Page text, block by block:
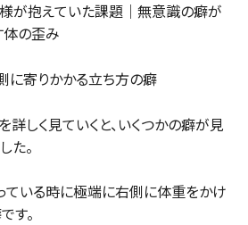
が抱えていた課題｜無意識の癖が
体の歪み
に寄りかかる立ち方の癖
詳しく見ていくと、いくつかの癖が見
た。
ている時に極端に右側に体重をかけ
す。